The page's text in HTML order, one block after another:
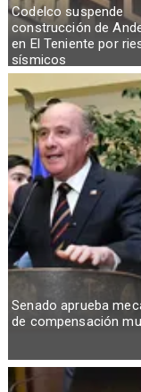
Codelco suspende
construcción de
en El Teniente por
sísmicos
Senado aprueba
de compensación